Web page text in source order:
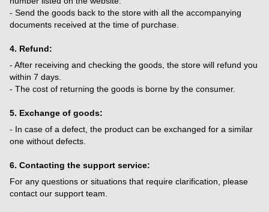
- Send the goods back to the store with all the accompanying
documents received at the time of purchase.
4. Refund:
- After receiving and checking the goods, the store will refund you
within 7 days.
- The cost of returning the goods is borne by the consumer.
5. Exchange of goods:
- In case of a defect, the product can be exchanged for a similar
one without defects.
6. Contacting the support service:
For any questions or situations that require clarification, please
contact our support team.